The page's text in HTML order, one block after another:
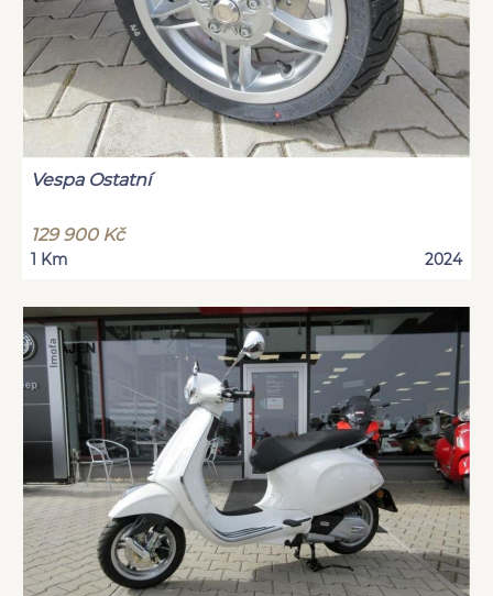
Vespa Ostatní
129 900 Kč
1 Km 2024